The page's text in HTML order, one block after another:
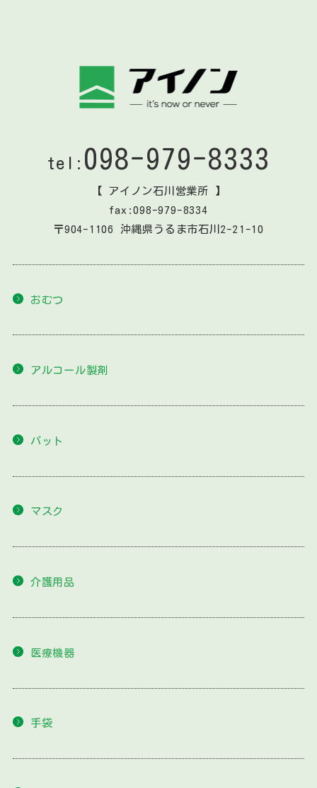
tel: 098-979-8333
【 アイノン石川営業所 】
fax:098-979-8334
〒904-1106 沖縄県うるま市石川2-21-10
おむつ
アルコール製剤
パット
マスク
介護用品
医療機器
手袋